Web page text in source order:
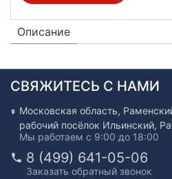
Описание
СВЯЖИТЕСЬ С НАМИ
Московская область,
рабочий посёлок Ильинский,
Мы работаем с 9:00 до 18:00
8 (499) 641-05-06
Заказать обратный звонок